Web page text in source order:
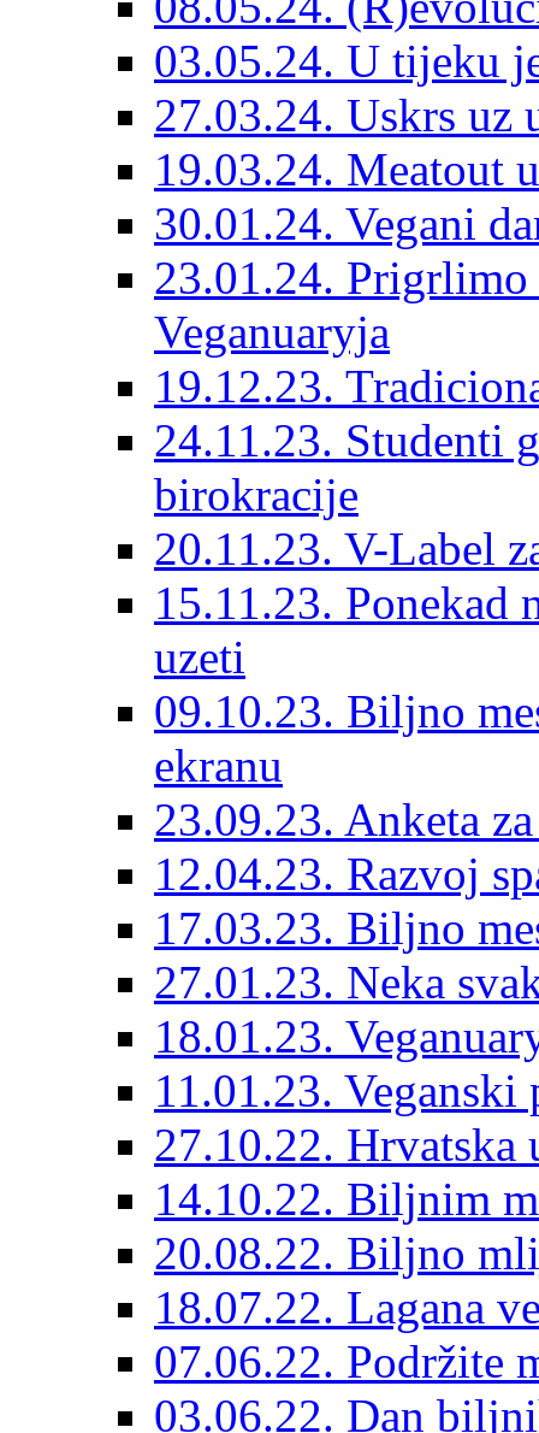
03.05.24. U tijeku
27.03.24. Uskrs uz
19.03.24. Meatout
30.01.24. Vegani
23.01.24.
Veganuaryja
19.12.23.
24.11.23. Studenti
birokracije
20.11.23. V-Label
15.11.23. Ponekad
uzeti
09.10.23. Biljno
ekranu
23.09.23. Anketa
12.04.23. Razvoj
17.03.23. Biljno
27.01.23. Neka
18.01.23.
11.01.23.
27.10.22. Hrvatska
14.10.22. Biljnim
20.08.22. Biljno
18.07.22. Lagana
07.06.22. Podržite
03.06.22. Dan